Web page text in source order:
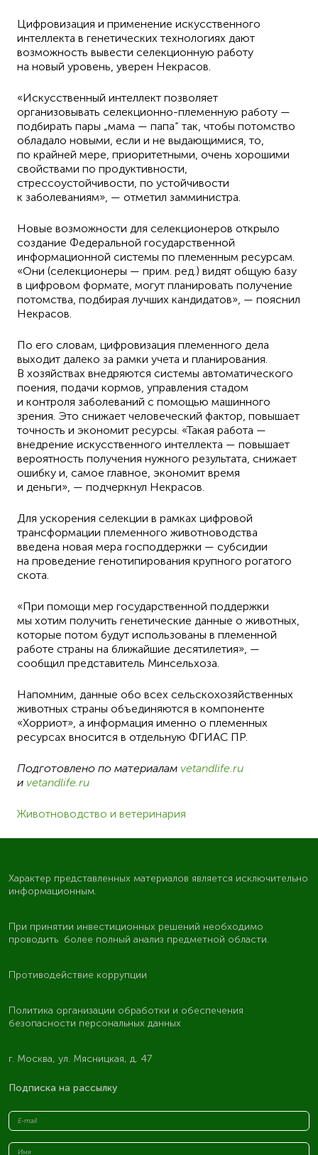
Цифровизация и применение искусственного
интеллекта в генетических технологиях дают
возможность вывести селекционную работу
на новый уровень, уверен Некрасов.
«Искусственный интеллект позволяет
организовывать селекционно-племенную работу —
подбирать пары „мама — папа“ так, чтобы потомство
обладало новыми, если и не выдающимися, то,
по крайней мере, приоритетными, очень хорошими
свойствами по продуктивности,
стрессоустойчивости, по устойчивости
к заболеваниям», — отметил замминистра.
Новые возможности для селекционеров открыло
создание Федеральной государственной
информационной системы по племенным ресурсам.
«Они (селекционеры — прим. ред.) видят общую базу
в цифровом формате, могут планировать получение
потомства, подбирая лучших кандидатов», — пояснил
Некрасов.
По его словам, цифровизация племенного дела
выходит далеко за рамки учета и планирования.
В хозяйствах внедряются системы автоматического
поения, подачи кормов, управления стадом
и контроля заболеваний с помощью машинного
зрения. Это снижает человеческий фактор, повышает
точность и экономит ресурсы. «Такая работа —
внедрение искусственного интеллекта — повышает
вероятность получения нужного результата, снижает
ошибку и, самое главное, экономит время
и деньги», — подчеркнул Некрасов.
Для ускорения селекции в рамках цифровой
трансформации племенного животноводства
введена новая мера господдержки — субсидии
на проведение генотипирования крупного рогатого
скота.
«При помощи мер государственной поддержки
мы хотим получить генетические данные о животных,
которые потом будут использованы в племенной
работе страны на ближайшие десятилетия», —
сообщил представитель Минсельхоза.
Напомним, данные обо всех сельскохозяйственных
животных страны объединяются в компоненте
«Хорриот», а информация именно о племенных
ресурсах вносится в отдельную ФГИАС ПР.
Подготовлено по материалам vetandlife.ru
и vetandlife.ru
Животноводство и ветеринария
Характер представленных материалов является исключительно
информационным.
При принятии инвестиционных решений необходимо
проводить более полный анализ предметной области.
Противодействие коррупции
Политика организации обработки и обеспечения
безопасности персональных данных
г. Москва, ул. Мясницкая, д. 47
Подписка на рассылку